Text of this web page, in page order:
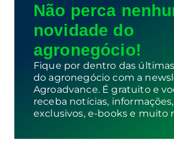
Não perca
novidade do
agronegócio!
Fique por dentro das
do agronegócio com a
Agroadvance. É gratuito e
receba notícias,
exclusivos, e-books e muito